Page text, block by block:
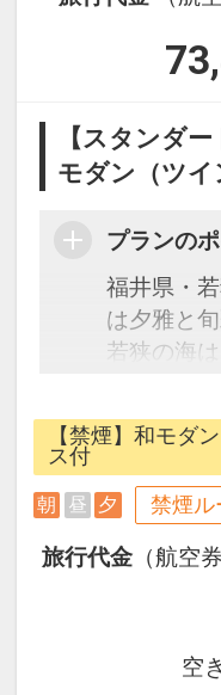
【スタンダ
モダン（ツイ
プランの
福井県・
は夕雅と
若狭の海
四季を通
楽しむこ
お風呂は
温泉の露
風呂を完
若狭湾と
心やすら
客室は和
【禁煙】和モダ
ス付
朝 昼 夕 禁煙ル
旅行代金 （航空
空